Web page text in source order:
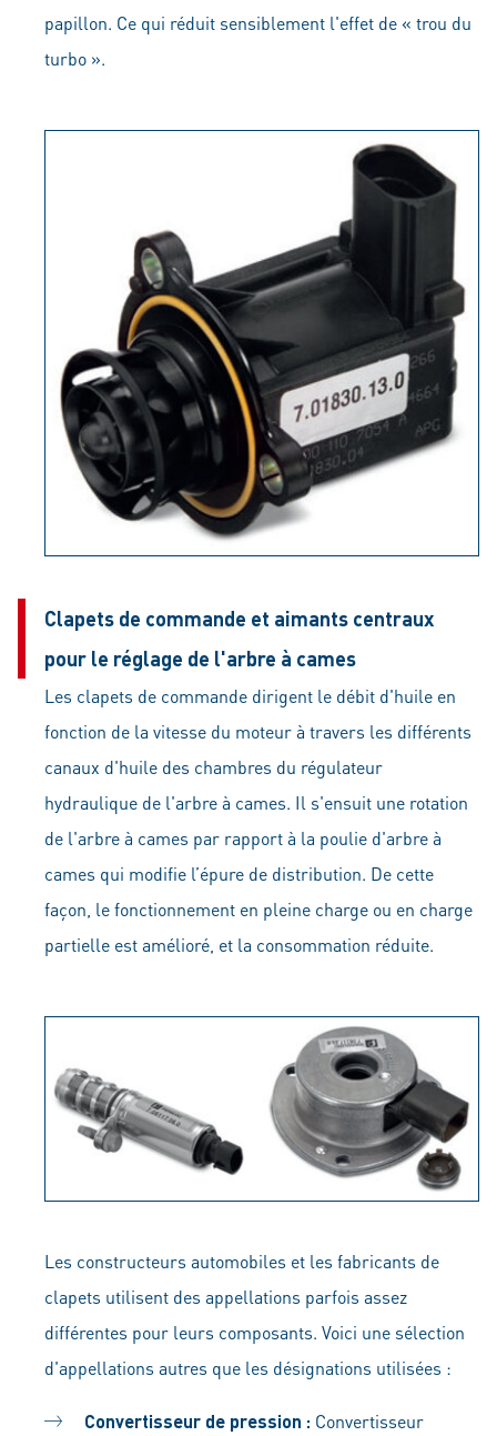
papillon. Ce qui réduit sensiblement l'effet de « trou du
turbo ».
Clapets de commande et aimants centraux
pour le réglage de l'arbre à cames
Les clapets de commande dirigent le débit d'huile en
fonction de la vitesse du moteur à travers les différents
canaux d'huile des chambres du régulateur
hydraulique de l'arbre à cames. Il s'ensuit une rotation
de l'arbre à cames par rapport à la poulie d'arbre à
cames qui modifie l’épure de distribution. De cette
façon, le fonctionnement en pleine charge ou en charge
partielle est amélioré, et la consommation réduite.
Les constructeurs automobiles et les fabricants de
clapets utilisent des appellations parfois assez
différentes pour leurs composants. Voici une sélection
d'appellations autres que les désignations utilisées :
Convertisseur de pression : Convertisseur